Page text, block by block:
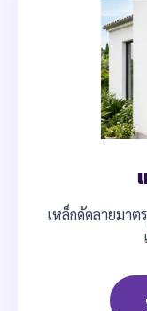
เหล็กดัดลายมาต